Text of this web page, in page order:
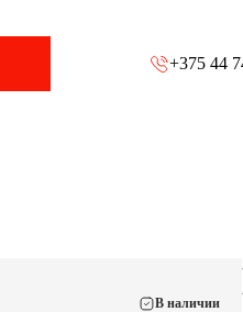
+375 44
В наличии